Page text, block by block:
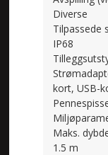
Diverse
Tilpassede
IP68
kort, USB-
Maks.
1.5 m